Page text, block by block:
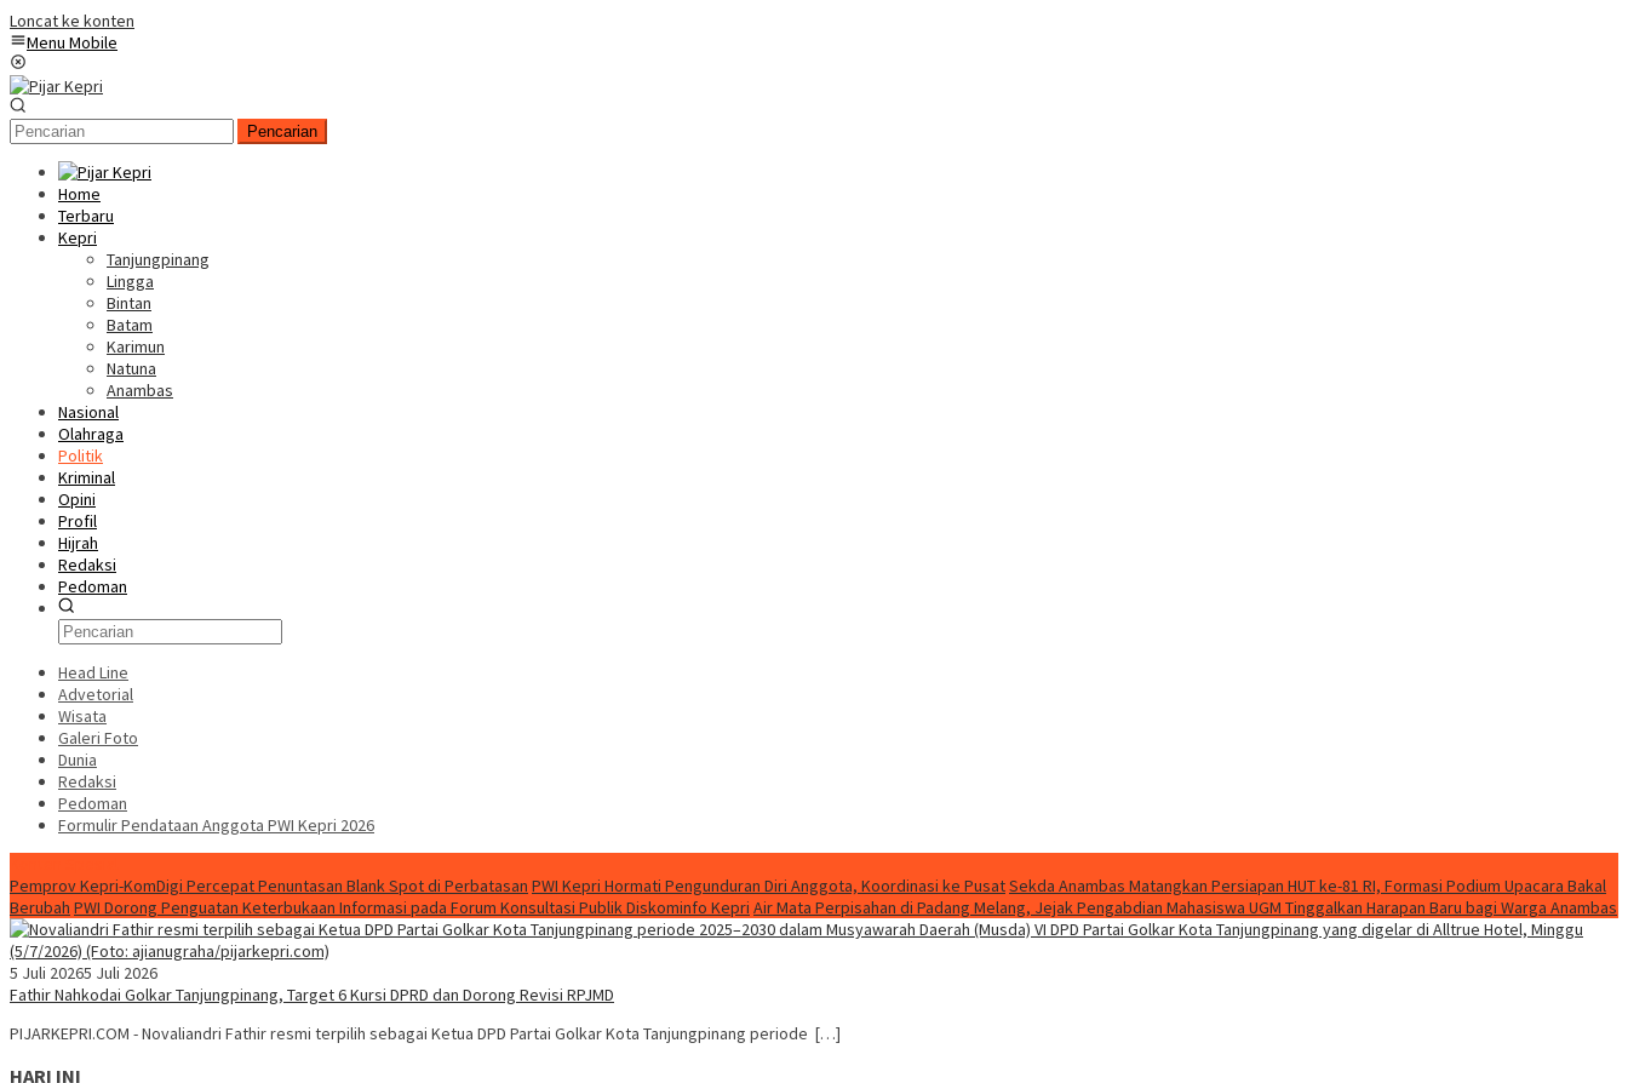
Loncat ke konten
Menu Mobile
Pencarian
Home
Terbaru
Kepri
Tanjungpinang
Lingga
Bintan
Batam
Karimun
Natuna
Anambas
Nasional
Olahraga
Politik
Kriminal
Opini
Profil
Hijrah
Redaksi
Pedoman
Head Line
Advetorial
Wisata
Galeri Foto
Dunia
Redaksi
Pedoman
Formulir Pendataan Anggota PWI Kepri 2026
Pemprov Kepri-KomDigi Percepat Penuntasan Blank Spot di Perbatasan PWI Kepri Hormati Pengunduran Diri Anggota, Koordinasi ke PusatSekda Anambas Matangkan Persiapan HUT ke-81 RI, Formasi Podium Upacara Bakal
Berubah PWI Dorong Penguatan Keterbukaan Informasi pada Forum Konsultasi Publik Diskominfo Kepri Air Mata Perpisahan di Padang Melang, Jejak Pengabdian Mahasiswa UGM Tinggalkan Harapan Baru bagi Warga Anambas
5 Juli 20265 Juli 2026
Fathir Nahkodai Golkar Tanjungpinang, Target 6 Kursi DPRD dan Dorong Revisi RPJMD
PIJARKEPRI.COM - Novaliandri Fathir resmi terpilih sebagai Ketua DPD Partai Golkar Kota Tanjungpinang periode […]
HARI INI